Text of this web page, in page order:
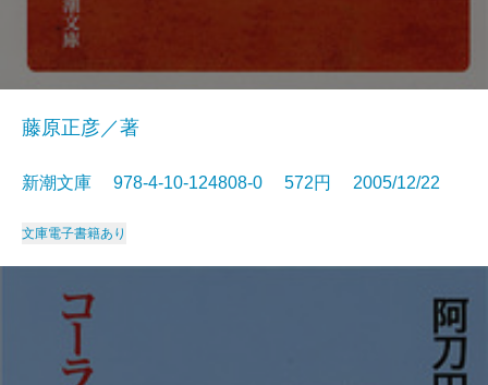
藤原正彦／著
新潮文庫 978-4-10-124808-0 572円 2005/12/22
文庫電子書籍あり